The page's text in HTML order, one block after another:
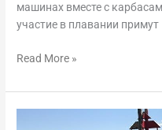
машинах вместе с
участие в плавании примут
Read More »